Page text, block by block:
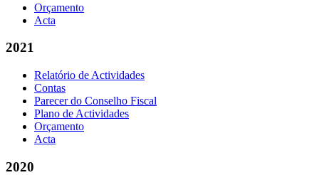
Orçamento
Acta
2021
Relatório de Actividades
Contas
Parecer do Conselho Fiscal
Plano de Actividades
Orçamento
Acta
2020